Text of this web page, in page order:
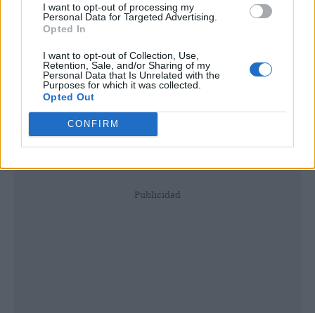
I want to opt-out of processing my
Personal Data for Targeted Advertising.
Opted In
I want to opt-out of Collection, Use,
Retention, Sale, and/or Sharing of my
Personal Data that Is Unrelated with the
Purposes for which it was collected.
Opted Out
CONFIRM
Publicidad